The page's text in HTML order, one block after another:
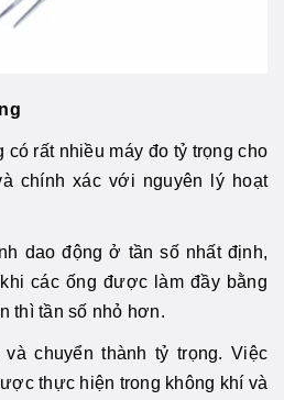
có rất nhiều máy đo tỷ trọng cho
chính xác với nguyên lý hoạt
dao động ở tần số nhất định,
các ống được làm đầy bằng
thì tần số nhỏ hơn.
chuyển thành tỷ trọng. Việc
thực hiện trong không khí và